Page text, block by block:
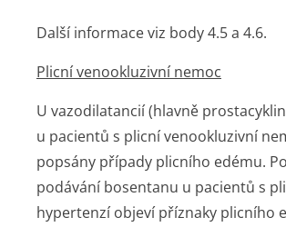
Další informace viz body 4.5 a 4.6.
Plicní venookluzivní nemoc
U vazodilatancií (hlavně
u pacientů s plicní venookluzivní
popsány případy plicního edému.
podávání bosentanu u pacientů s
hypertenzí objeví příznaky plicního